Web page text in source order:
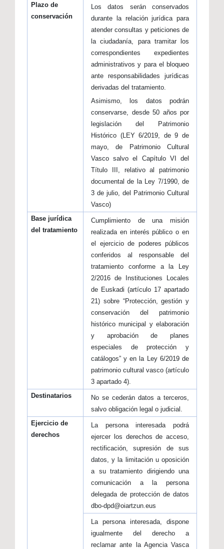
Plazo de
conservación
Los datos serán conservados
durante la relación jurídica para
atender consultas y peticiones de
la ciudadanía, para tramitar los
correspondientes expedientes
administrativos y para el bloqueo
ante responsabilidades jurídicas
derivadas del tratamiento.
Asimismo, los datos podrán
conservarse, desde 50 años por
legislación del Patrimonio
Histórico (LEY 6/2019, de 9 de
mayo, de Patrimonio Cultural
Vasco salvo el Capítulo VI del
Título III, relativo al patrimonio
documental de la Ley 7/1990, de
3 de julio, del Patrimonio Cultural
Vasco)
Base jurídica
del tratamiento
Cumplimiento de una misión
realizada en interés público o en
el ejercicio de poderes públicos
conferidos al responsable del
tratamiento conforme a la Ley
2/2016 de Instituciones Locales
de Euskadi (artículo 17 apartado
21) sobre “Protección, gestión y
conservación del patrimonio
histórico municipal y elaboración
y aprobación de planes
especiales de protección y
catálogos” y en la Ley 6/2019 de
patrimonio cultural vasco (artículo
3 apartado 4).
Destinatarios
No se cederán datos a terceros,
salvo obligación legal o judicial.
Ejercicio de
derechos
La persona interesada podrá
ejercer los derechos de acceso,
rectificación, supresión de sus
datos, y la limitación u oposición
a su tratamiento dirigiendo una
comunicación a la persona
delegada de protección de datos
dbo-dpd@oiartzun.eus
La persona interesada, dispone
igualmente del derecho a
reclamar ante la Agencia Vasca